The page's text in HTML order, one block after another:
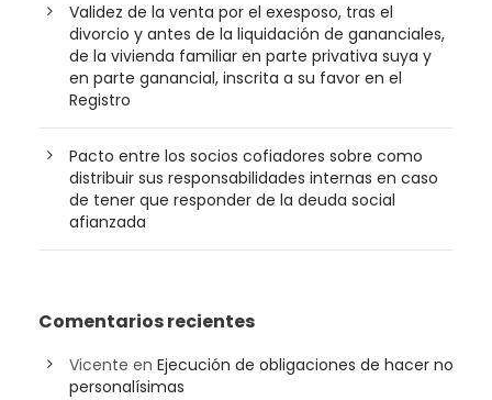
Validez de la venta por el exesposo, tras el
divorcio y antes de la liquidación de gananciales,
de la vivienda familiar en parte privativa suya y
en parte ganancial, inscrita a su favor en el
Registro
Pacto entre los socios cofiadores sobre como
distribuir sus responsabilidades internas en caso
de tener que responder de la deuda social
afianzada
Comentarios recientes
Vicente en Ejecución de obligaciones de hacer no
personalísimas